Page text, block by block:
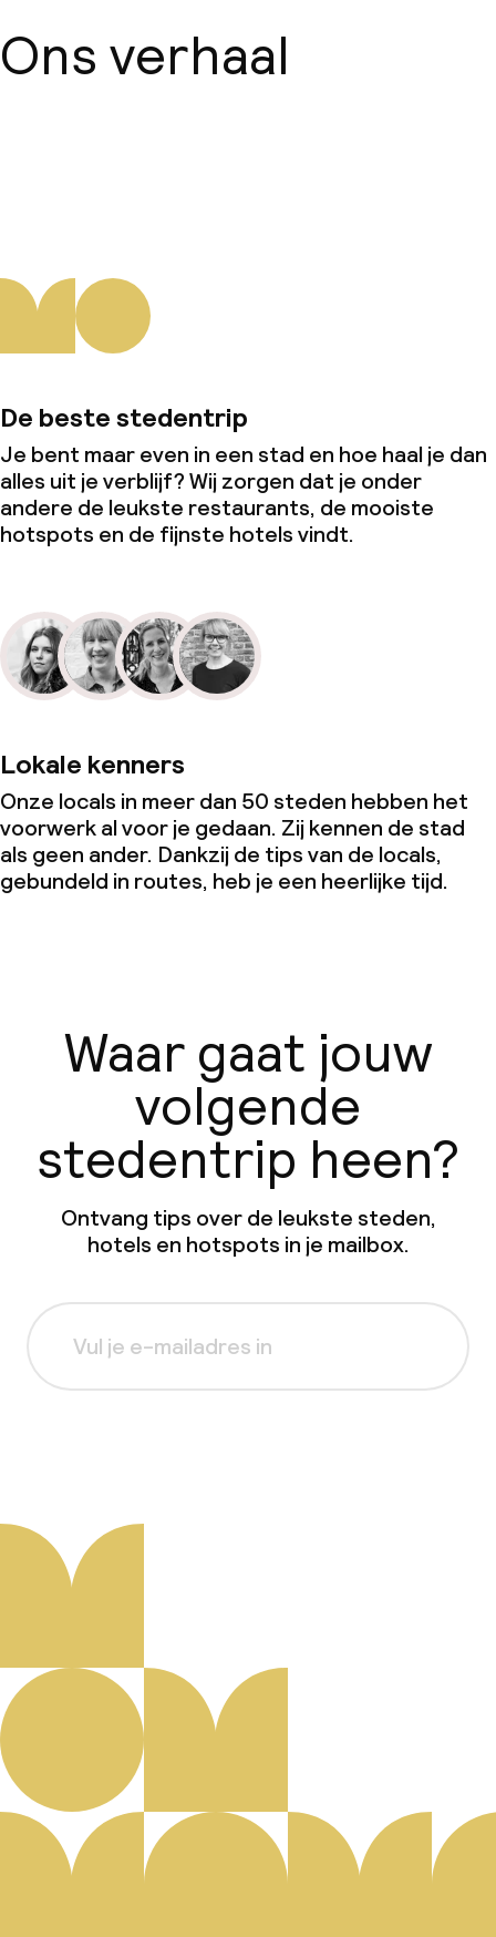
Overal rookvrij
Ons verhaal
De beste stedentrip
Je bent maar even in een stad en hoe haal je dan
alles uit je verblijf? Wij zorgen dat je onder
andere de leukste restaurants, de mooiste
hotspots en de fijnste hotels vindt.
Lokale kenners
Onze locals in meer dan 50 steden hebben het
voorwerk al voor je gedaan. Zij kennen de stad
als geen ander. Dankzij de tips van de locals,
gebundeld in routes, heb je een heerlijke tijd.
Waar gaat jouw
volgende
stedentrip heen?
Ontvang tips over de leukste steden,
hotels en hotspots in je mailbox.